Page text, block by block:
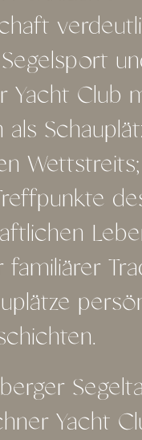
Yacht Club
als
familiärer
Yacht